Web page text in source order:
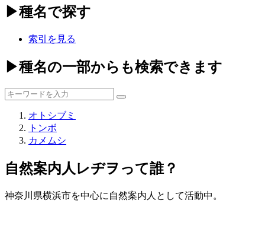
▶種名で探す
索引を見る
▶種名の一部からも検索できます
オトシブミ
トンボ
カメムシ
自然案内人レヂヲって誰？
神奈川県横浜市を中心に自然案内人として活動中。